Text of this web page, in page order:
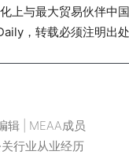
上与最大贸易伙伴中
，转载必须注明出
辑 | MEAA成员
行业从业经历